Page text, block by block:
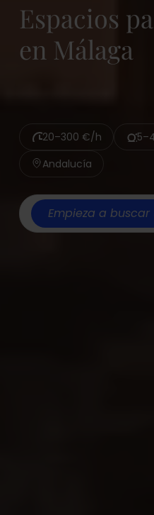
Espacios
en Málaga
20–300 €/h
Andalucía
Empieza a